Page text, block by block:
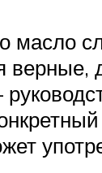
масло